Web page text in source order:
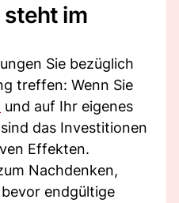
im
Sie bezüglich
treffen: Wenn Sie
und auf Ihr eigenes
das Investitionen
Effekten.
Nachdenken,
endgültige